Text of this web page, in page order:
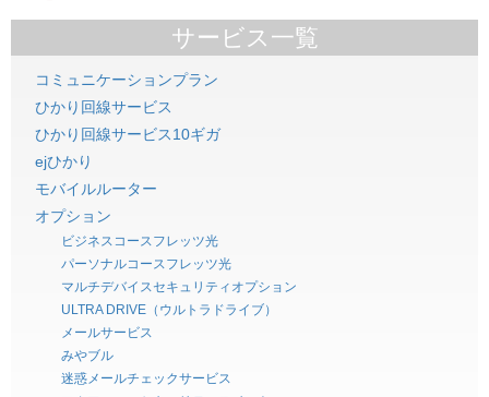
サービス一覧
コミュニケーションプラン
ひかり回線サービス
ひかり回線サービス10ギガ
ejひかり
モバイルルーター
オプション
ビジネスコースフレッツ光
パーソナルコースフレッツ光
マルチデバイスセキュリティオプション
ULTRA DRIVE（ウルトラドライブ）
メールサービス
みやブル
迷惑メールチェックサービス